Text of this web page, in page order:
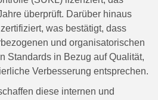
überprüft. Darüber hinaus
was bestätigt, dass
und organisatorischen
Standards in Bezug auf Qualität,
Verbesserung entsprechen.
diese internen und